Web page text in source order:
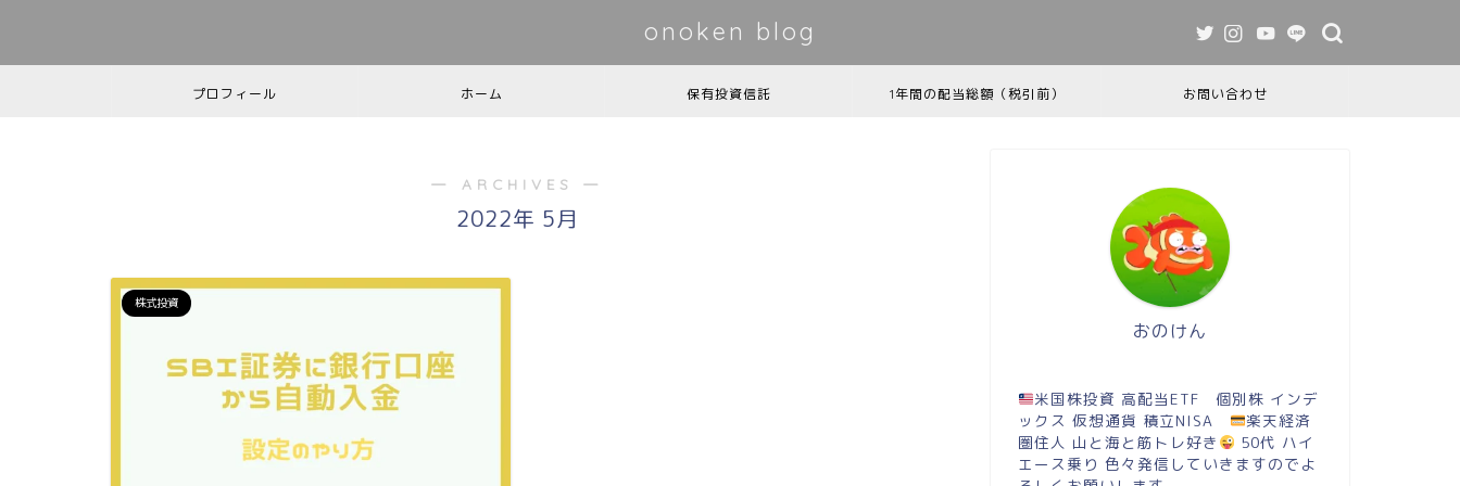
onoken blog
プロフィール ホーム 保有投資信託 1年間の配当総額（税引前） お問い合わせ
― ARCHIVES ―
2022年 5月
株式投資
おのけん
米国株投資 高配当ETF 個別株 インデ
ックス 仮想通貨 積立NISA
楽天経済
圏住人 山と海と筋トレ好き
50代 ハイ
エース乗り 色々発信していきますのでよ